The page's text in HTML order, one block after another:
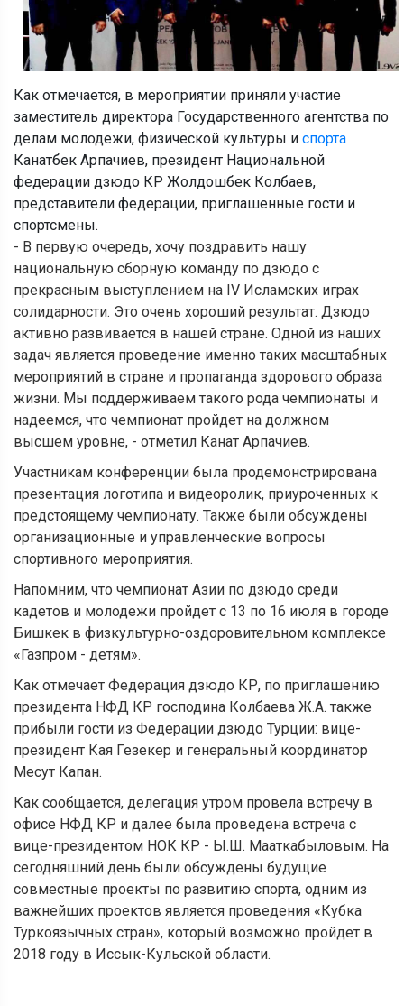
Как отмечается, в мероприятии приняли участие
заместитель директора Государственного агентства по
делам молодежи, физической культуры и спорта
Канатбек Арпачиев, президент Национальной
федерации дзюдо КР Жолдошбек Колбаев,
представители федерации, приглашенные гости и
спортсмены.
- В первую очередь, хочу поздравить нашу
национальную сборную команду по дзюдо с
прекрасным выступлением на IV Исламских играх
солидарности. Это очень хороший результат. Дзюдо
активно развивается в нашей стране. Одной из наших
задач является проведение именно таких масштабных
мероприятий в стране и пропаганда здорового образа
жизни. Мы поддерживаем такого рода чемпионаты и
надеемся, что чемпионат пройдет на должном
высшем уровне, - отметил Канат Арпачиев.
Участникам конференции была продемонстрирована
презентация логотипа и видеоролик, приуроченных к
предстоящему чемпионату. Также были обсуждены
организационные и управленческие вопросы
спортивного мероприятия.
Напомним, что чемпионат Азии по дзюдо среди
кадетов и молодежи пройдет с 13 по 16 июля в городе
Бишкек в физкультурно-оздоровительном комплексе
«Газпром - детям».
Как отмечает Федерация дзюдо КР, по приглашению
президента НФД КР господина Колбаева Ж.А. также
прибыли гости из Федерации дзюдо Турции: вице-
президент Кая Гезекер и генеральный координатор
Месут Капан.
Как сообщается, делегация утром провела встречу в
офисе НФД КР и далее была проведена встреча с
вице-президентом НОК КР - Ы.Ш. Мааткабыловым. На
сегодняшний день были обсуждены будущие
совместные проекты по развитию спорта, одним из
важнейших проектов является проведения «Кубка
Туркоязычных стран», который возможно пройдет в
2018 году в Иссык-Кульской области.